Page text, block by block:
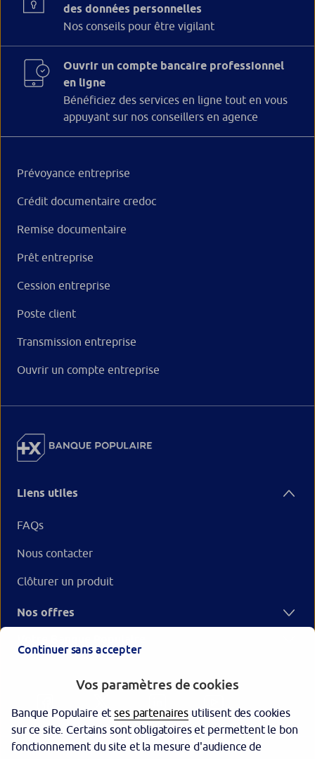
des données personnelles
Nos conseils pour être vigilant
Ouvrir un compte bancaire professionnel
en ligne
Bénéficiez des services en ligne tout en vous
appuyant sur nos conseillers en agence
Prévoyance entreprise
Crédit documentaire credoc
Remise documentaire
Prêt entreprise
Cession entreprise
Poste client
Transmission entreprise
Ouvrir un compte entreprise
Liens utiles
FAQs
Nous contacter
Clôturer un produit
Nos offres
Continuer sans accepter
Vos paramètres de cookies
Banque Populaire etses partenaires utilisent des cookies
sur ce site. Certains sont obligatoires et permettent le bon
fonctionnement du site et la mesure d'audience de